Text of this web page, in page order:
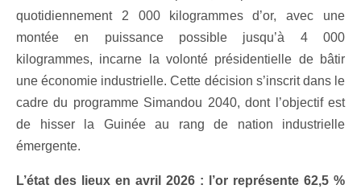
quotidiennement 2 000 kilogrammes d’or, avec une
montée en puissance possible jusqu’à 4 000
kilogrammes, incarne la volonté présidentielle de bâtir
une économie industrielle. Cette décision s’inscrit dans le
cadre du programme Simandou 2040, dont l’objectif est
de hisser la Guinée au rang de nation industrielle
émergente.
L’état des lieux en avril 2026 : l’or représente 62,5 %